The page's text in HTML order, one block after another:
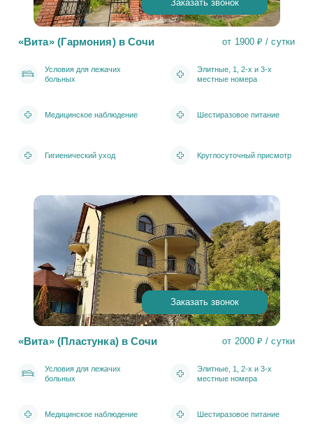
Заказать звонок
«Вита» (Гармония) в Сочи от 1900 ₽ / сутки
Условия для лежачих
больных
Элитные, 1, 2-х и 3-х
местные номера
Медицинское наблюдение Шестиразовое питание
Гигиенический уход Круглосуточный присмотр
Заказать звонок
«Вита» (Пластунка) в Сочи от 2000 ₽ / сутки
Условия для лежачих
больных
Элитные, 1, 2-х и 3-х
местные номера
Медицинское наблюдение Шестиразовое питание